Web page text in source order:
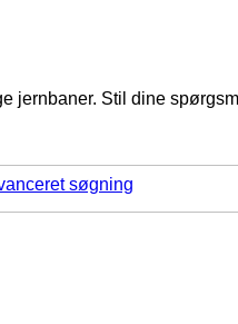
jernbaner. Stil dine
søgning